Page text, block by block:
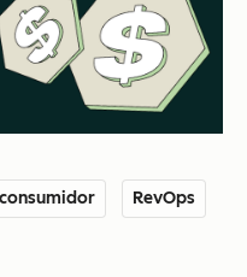
RevOps